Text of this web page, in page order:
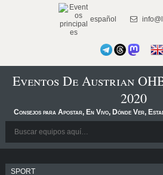
español
Eventos De Austrian
2020
Consejos para Apostar, En Vivo, Dónde Ver,